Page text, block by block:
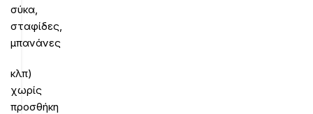
σύκα,
σταφίδες,
μπανάνες
κλπ)
χωρίς
προσθήκη